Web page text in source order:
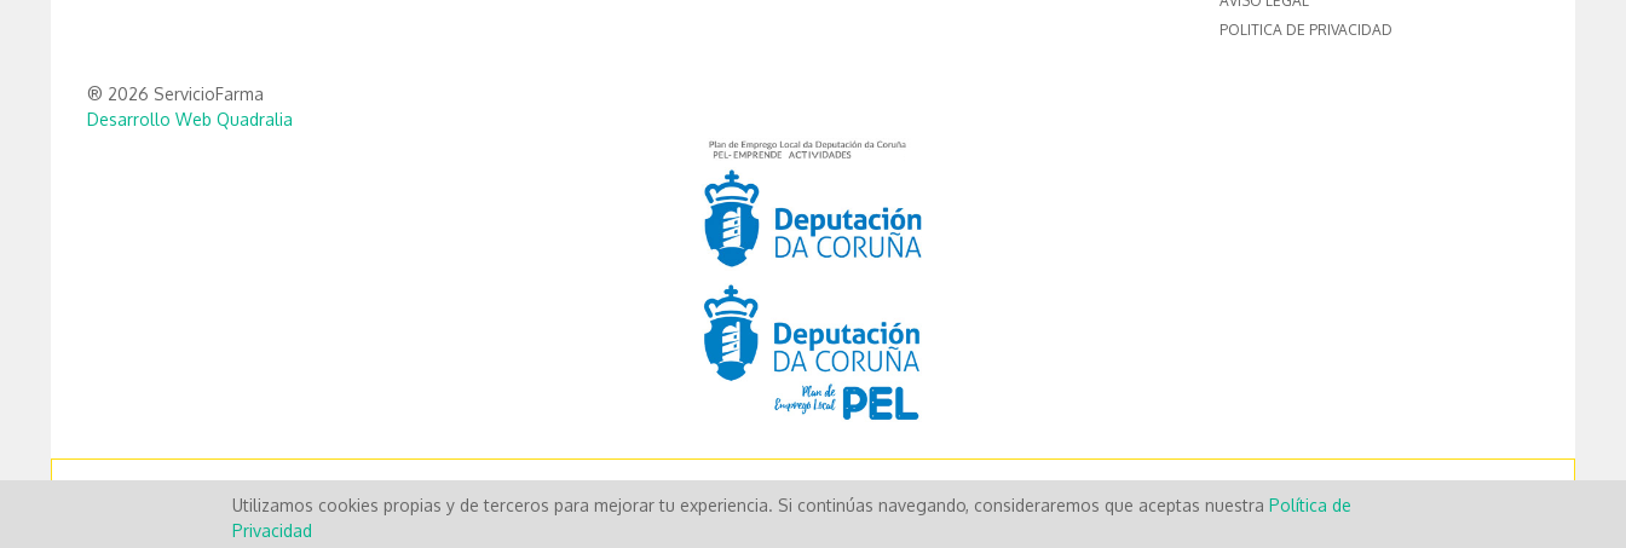
POLITICA DE PRIVACIDAD
® 2026 ServicioFarma
Desarrollo Web Quadralia
Utilizamos cookies propias y de terceros para mejorar tu experiencia. Si continúas navegando, consideraremos que aceptas nuestra Política de
Privacidad